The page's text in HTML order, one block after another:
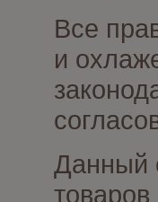
Все
и
Данный